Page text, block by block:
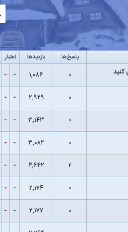
پاسخ‌ها بازدید‌ها اعتبار
۰ ۱,۰۸۶ -
-
۰ ۲,۹۲۹ -
-
۰ ۳,۱۴۳ -
-
۰ ۳,۰۸۲ -
-
۲ ۴,۶۴۲ -
-
۰ ۲,۱۷۴ -
-
۰ ۲,۱۷۷ -
-